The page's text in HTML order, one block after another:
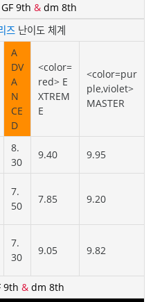
GF 9th& dm 8th
즈 난이도 체계
A
DV
A
N
CE
D
<color=
red> E
XTREM
E
<color=pur
ple,violet>
MASTER
8.
30
9.40 9.95
7.
50
7.85 9.20
7.
30
9.05 9.82
9th& dm 8th